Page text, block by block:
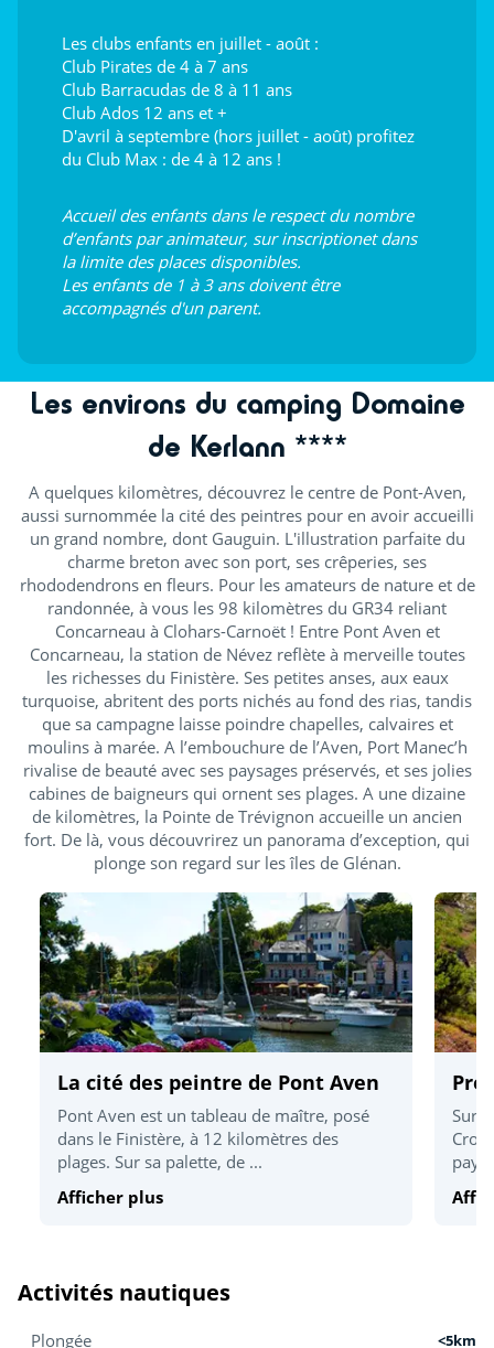
Les clubs enfants en juillet - août :
Club Pirates de 4 à 7 ans
Club Barracudas de 8 à 11 ans
Club Ados 12 ans et +
D'avril à septembre (hors juillet - août) profitez
du Club Max : de 4 à 12 ans !
Accueil des enfants dans le respect du nombre
d’enfants par animateur, sur inscriptionet dans
la limite des places disponibles.
Les enfants de 1 à 3 ans doivent être
accompagnés d'un parent.
Les environs du camping Domaine
de Kerlann ****
A quelques kilomètres, découvrez le centre de Pont-Aven,
aussi surnommée la cité des peintres pour en avoir accueilli
un grand nombre, dont Gauguin. L'illustration parfaite du
charme breton avec son port, ses crêperies, ses
rhododendrons en fleurs. Pour les amateurs de nature et de
randonnée, à vous les 98 kilomètres du GR34 reliant
Concarneau à Clohars-Carnoët ! Entre Pont Aven et
Concarneau, la station de Névez reflète à merveille toutes
les richesses du Finistère. Ses petites anses, aux eaux
turquoise, abritent des ports nichés au fond des rias, tandis
que sa campagne laisse poindre chapelles, calvaires et
moulins à marée. A l’embouchure de l’Aven, Port Manec’h
rivalise de beauté avec ses paysages préservés, et ses jolies
cabines de baigneurs qui ornent ses plages. A une dizaine
de kilomètres, la Pointe de Trévignon accueille un ancien
fort. De là, vous découvrirez un panorama d’exception, qui
plonge son regard sur les îles de Glénan.
La cité des peintre de Pont Aven
Pont Aven est un tableau de maître, posé
dans le Finistère, à 12 kilomètres des
plages. Sur sa palette, de ...
Afficher plus
Sur
Activités nautiques
Plongée <5km